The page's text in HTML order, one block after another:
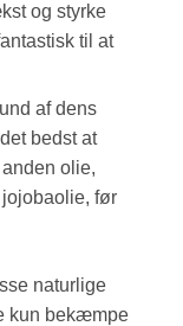
og styrke
til at
af dens
bedst at
olie,
før
naturlige
kun bekæmpe